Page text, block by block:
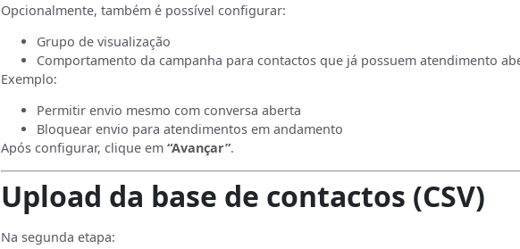
Opcionalmente, também é possível configurar:
Grupo de visualização
Comportamento da campanha para contactos que já possuem atendimento
Exemplo:
Permitir envio mesmo com conversa aberta
Bloquear envio para atendimentos em andamento
Após configurar, clique em“Avançar”.
Upload da base de contactos (CSV)
Na segunda etapa: